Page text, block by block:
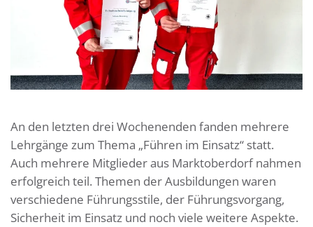
An den letzten drei Wochenenden fanden mehrere
Lehrgänge zum Thema „Führen im Einsatz“ statt.
Auch mehrere Mitglieder aus Marktoberdorf nahmen
erfolgreich teil. Themen der Ausbildungen waren
verschiedene Führungsstile, der Führungsvorgang,
Sicherheit im Einsatz und noch viele weitere Aspekte.